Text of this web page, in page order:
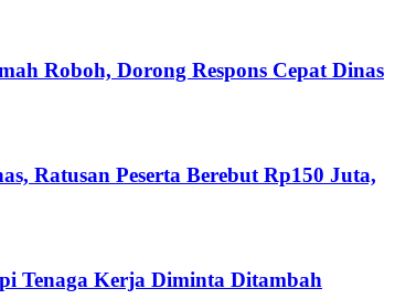
Roboh, Dorong Respons Cepat Dinas
Ratusan Peserta Berebut Rp150 Juta,
Tenaga Kerja Diminta Ditambah